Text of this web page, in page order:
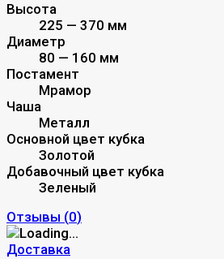
Высота
225 — 370 мм
Диаметр
80 — 160 мм
Постамент
Мрамор
Чаша
Металл
Основной цвет кубка
Золотой
Добавочный цвет кубка
Зеленый
Отзывы (0)
Доставка